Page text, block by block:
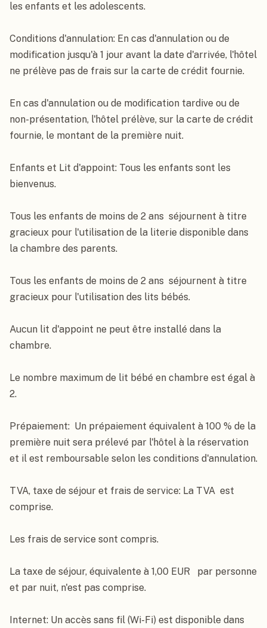
les enfants et les adolescents.
Conditions d'annulation: En cas d'annulation ou de
modification jusqu'à 1 jour avant la date d'arrivée, l'hôtel
ne prélève pas de frais sur la carte de crédit fournie.
En cas d'annulation ou de modification tardive ou de
non-présentation, l'hôtel prélève, sur la carte de crédit
fournie, le montant de la première nuit.
Enfants et Lit d'appoint: Tous les enfants sont les
bienvenus.
Tous les enfants de moins de 2 ans  séjournent à titre
gracieux pour l'utilisation de la literie disponible dans
la chambre des parents.
Tous les enfants de moins de 2 ans  séjournent à titre
gracieux pour l'utilisation des lits bébés.
Aucun lit d'appoint ne peut être installé dans la
chambre.
Le nombre maximum de lit bébé en chambre est égal à
2.
Prépaiement:  Un prépaiement équivalent à 100 % de la
première nuit sera prélevé par l'hôtel à la réservation
et il est remboursable selon les conditions d'annulation.
TVA, taxe de séjour et frais de service: La TVA  est
comprise.
Les frais de service sont compris.
La taxe de séjour, équivalente à 1,00 EUR   par personne
et par nuit, n'est pas comprise.
Internet: Un accès sans fil (Wi-Fi) est disponible dans